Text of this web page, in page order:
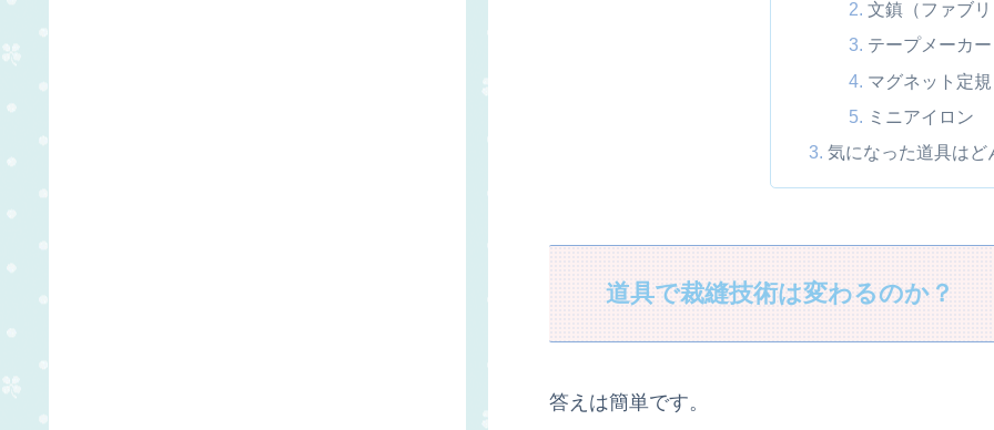
文鎮（ファブ
テープメーカー
マグネット定規
ミニアイロン
気になった道具はど
道具で裁縫技術は変わるのか？
答えは簡単です。